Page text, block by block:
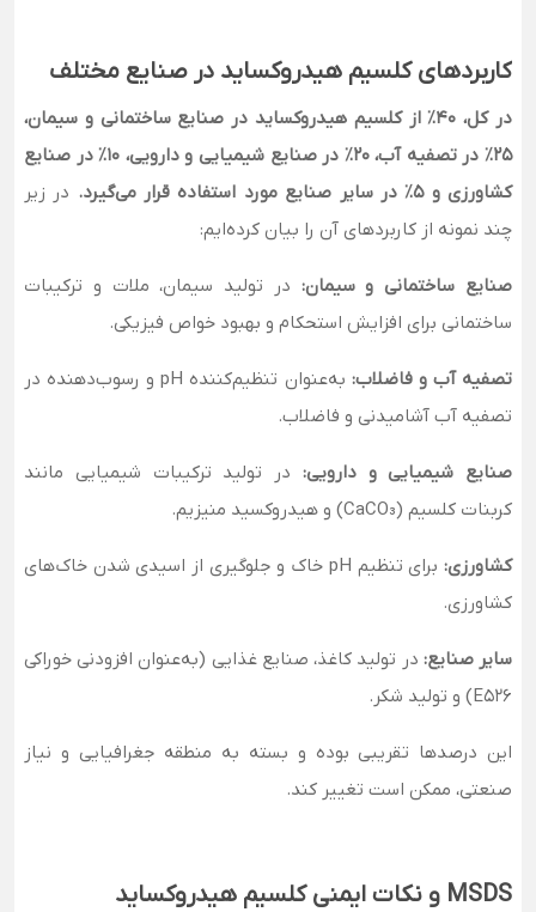
کاربردهای کلسیم هیدروکساید در صنایع مختلف
در کل، 40٪ از کلسیم هیدروکساید در صنایع ساختمانی و سیمان،
25٪ در تصفیه آب، 20٪ در صنایع شیمیایی و دارویی، 10٪ در صنایع
کشاورزی و 5٪ در سایر صنایع مورد استفاده قرار می‌گیرد.
در زیر
چند نمونه از کاربردهای آن را بیان کرده‌ایم:
صنایع ساختمانی و سیمان: در تولید سیمان، ملات و ترکیبات
ساختمانی برای افزایش استحکام و بهبود خواص فیزیکی.
تصفیه آب و فاضلاب:
به‌عنوان تنظیم‌کننده pH و رسوب‌دهنده در
تصفیه آب آشامیدنی و فاضلاب.
صنایع شیمیایی و دارویی: در تولید ترکیبات شیمیایی مانند
کربنات کلسیم (CaCO₃) و هیدروکسید منیزیم.
کشاورزی:
برای تنظیم pH خاک و جلوگیری از اسیدی شدن خاک‌های
کشاورزی.
سایر صنایع: در تولید کاغذ، صنایع غذایی (به‌عنوان افزودنی خوراکی
E526) و تولید شکر.
این درصدها تقریبی بوده و بسته به منطقه جغرافیایی و نیاز
صنعتی، ممکن است تغییر کند.
MSDS و نکات ایمنی کلسیم هیدروکساید